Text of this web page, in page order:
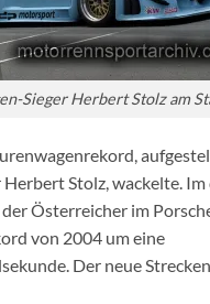
Sieger Herbert Stolz am
Stolz, wackelte.
Österreicher im
von 2004 um eine
Der neue